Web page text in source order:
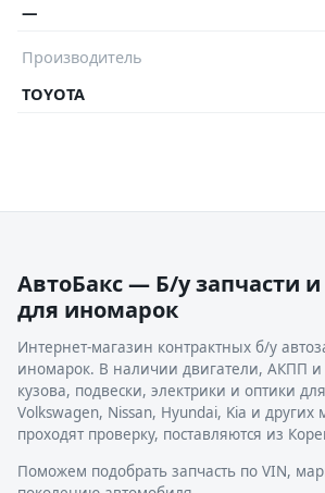
—
Производитель
TOYOTA
АвтоБакс — Б/у запчасти
для иномарок
Интернет-магазин контрактных б/у
иномарок. В наличии двигатели, АКПП
кузова, подвески, электрики и оптики
Volkswagen, Nissan, Hyundai, Kia и других
проходят проверку, поставляются из
Поможем подобрать запчасть по VIN,